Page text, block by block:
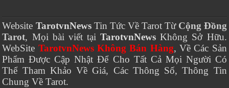
Website TarotvnNewsTin Tức Về Tarot Từ Cộng Đồng
Tarot, Mọi bài viết tạiTarotvnNews Không Sở Hữu.
WebSite TarotvnNews Không Bán Hàng, Về Các Sản
Phẩm Được Cập Nhật Để Cho Tất Cả Mọi Người Có
Thể Tham Khảo Về Giá, Các Thông Số, Thông Tin
Chung Về Tarot.